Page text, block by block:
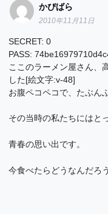
かぴばら
2010年11月11日
SECRET: 0
PASS:
ここのラーメン屋さん、
した[絵文字:v-48]
お腹ペコペコで、たぶん
その当時の私たちにはと
青春の思い出です。
今食べたらどうなんだろ